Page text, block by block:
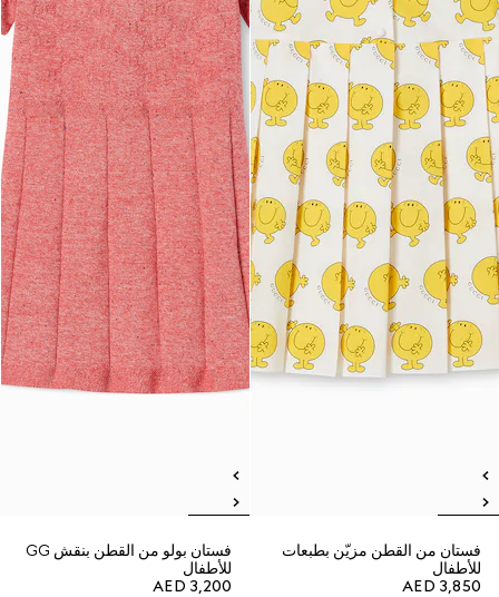
فستان من القطن مزيّن بطبعات
للأطفال
AED 3,850
فستان بولو من القطن بنقش GG
للأطفال
AED 3,200